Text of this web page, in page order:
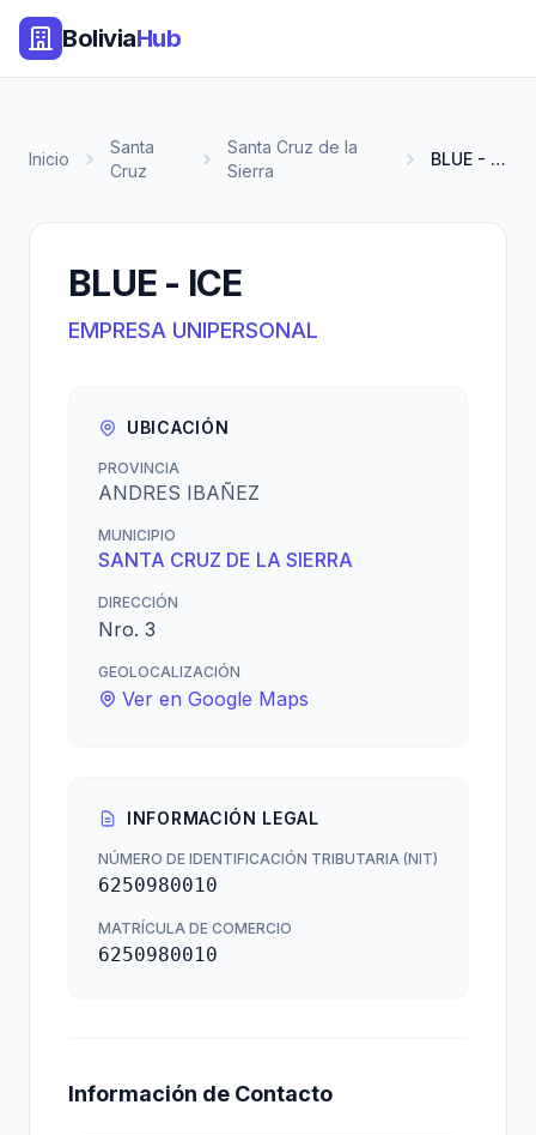
BoliviaHub
Inicio
Santa
Cruz
Santa Cruz de la
Sierra
BLUE - ICE
BLUE - ICE
EMPRESA UNIPERSONAL
UBICACIÓN
PROVINCIA
ANDRES IBAÑEZ
MUNICIPIO
SANTA CRUZ DE LA SIERRA
DIRECCIÓN
Nro. 3
GEOLOCALIZACIÓN
Ver en Google Maps
INFORMACIÓN LEGAL
NÚMERO DE IDENTIFICACIÓN TRIBUTARIA (NIT)
6250980010
MATRÍCULA DE COMERCIO
6250980010
Información de Contacto